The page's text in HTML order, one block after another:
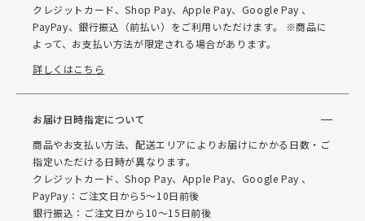
クレジットカード、Shop Pay、Apple Pay、Google Pay 、
PayPay、銀行振込（前払い）をご利用いただけます。 ※商品に
よって、お支払い方法が限定される場合があります。
詳しくはこちら
お届け日時指定について
商品やお支払い方法、配送エリアによりお届けにかかる日数・ご
指定いただける日時が異なります。
クレジットカード、Shop Pay、Apple Pay、Google Pay 、
PayPay：ご注文日から5～10日前後
銀行振込：ご注文日から10～15日前後